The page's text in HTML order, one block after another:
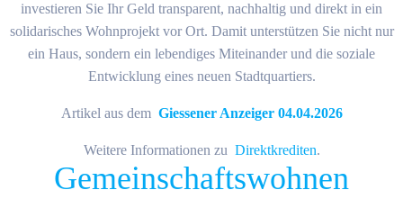
investieren Sie Ihr Geld transparent, nachhaltig und direkt in ein
solidarisches Wohnprojekt vor Ort. Damit unterstützen Sie nicht nur
ein Haus, sondern ein lebendiges Miteinander und die soziale
Entwicklung eines neuen Stadtquartiers.
Artikel aus dem Giessener Anzeiger 04.04.2026
Weitere Informationen zu Direktkrediten.
Gemeinschaftswohnen